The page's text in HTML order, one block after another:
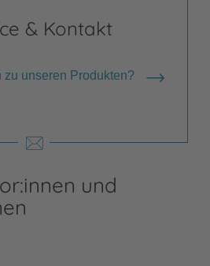
& Kontakt
zu unseren Produkten?
und